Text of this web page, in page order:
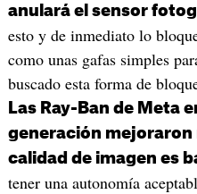
anulará el sensor
esto y de inmediato lo
como unas gafas simples
buscado esta forma de
Las Ray-Ban de Meta
generación mejoraron
calidad de imagen es
tener una autonomía